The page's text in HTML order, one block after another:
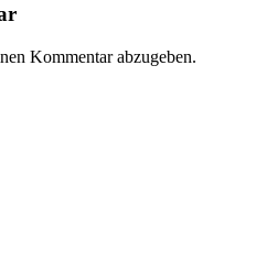
Kommentar abzugeben.